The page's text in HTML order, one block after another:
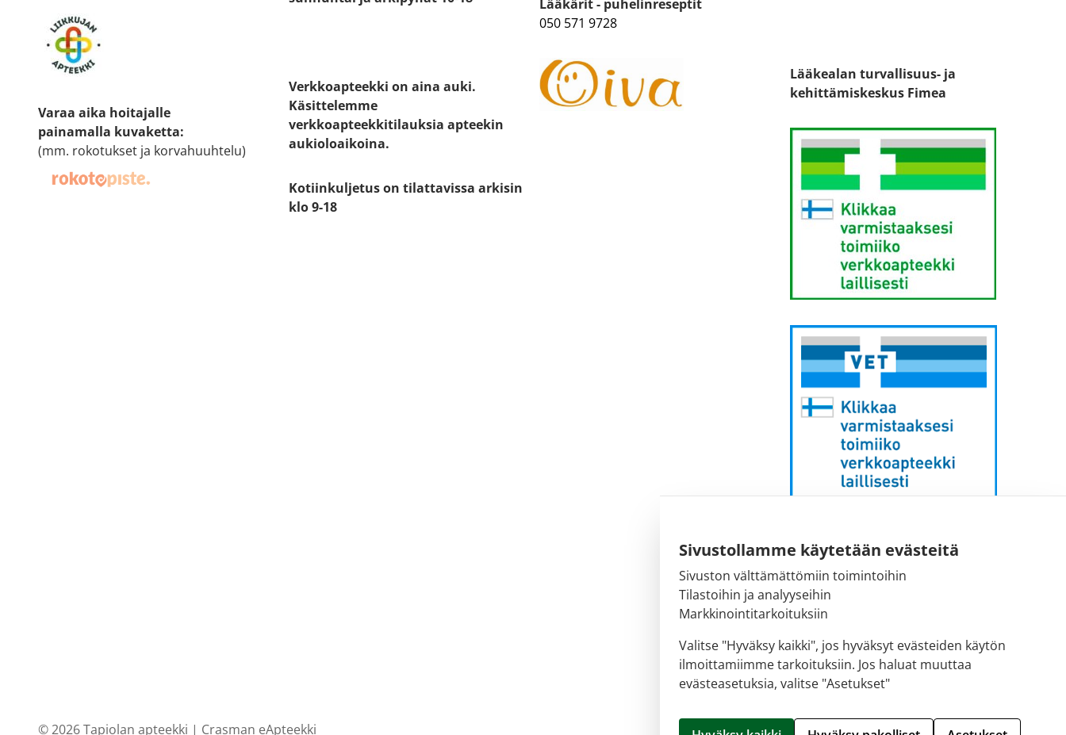
Sivustollamme käytetään evästeitä
Sivuston välttämättömiin toimintoihin
Tilastoihin ja analyyseihin
Markkinointitarkoituksiin
Valitse "Hyväksy kaikki", jos hyväksyt evästeiden käytön
ilmoittamiimme tarkoituksiin. Jos haluat muuttaa
evästeasetuksia, valitse "Asetukset"
Varaa aika hoitajalle
painamalla kuvaketta:
(mm. rokotukset ja korvahuuhtelu)
Verkkoapteekki on aina auki.
Käsittelemme
verkkoapteekkitilauksia apteekin
aukioloaikoina.
Kotiinkuljetus on tilattavissa arkisin
klo 9-18
Lääkärit - puhelinreseptit
050 571 9728
Lääkealan turvallisuus- ja
kehittämiskeskus Fimea
kirjaamo [at] fimea.fi
Fimean vaihde:
029 522 3341
© 2026 Tapiolan apteekki | Crasman eApteekki Hallitse evästeitä